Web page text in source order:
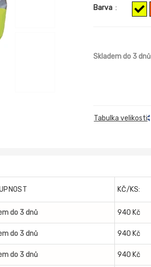
Barva :
Skladem do 3 dnů
Tabulka velikosti
KČ/KS:
do 3 dnů 940 Kč
do 3 dnů 940 Kč
do 3 dnů 940 Kč